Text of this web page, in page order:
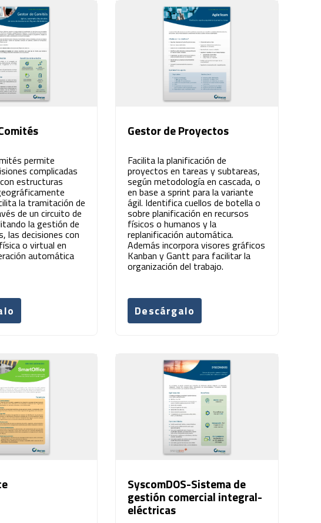
permite
complicadas
estructuras
la tramitación de
de un circuito de
la gestión de
las decisiones con
o virtual en
automática
Gestor de Proyectos
Facilita la planificación de
proyectos en tareas y subtareas,
según metodología en cascada, o
en base a sprint para la variante
ágil. Identifica cuellos de botella o
sobre planificación en recursos
físicos o humanos y la
replanificación automática.
Además incorpora visores gráficos
Kanban y Gantt para facilitar la
organización del trabajo.
Descárgalo
SyscomDOS-Sistema de
gestión comercial integral-
eléctricas